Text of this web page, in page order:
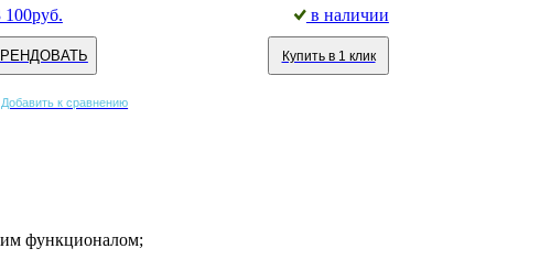
100руб. в наличии
Купить в 1 клик
Добавить к сравнению
функционалом;